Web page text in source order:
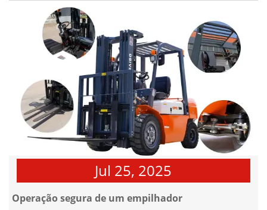
preço para o seu investimento.
Jul 25, 2025
Operação segura de um empilhador